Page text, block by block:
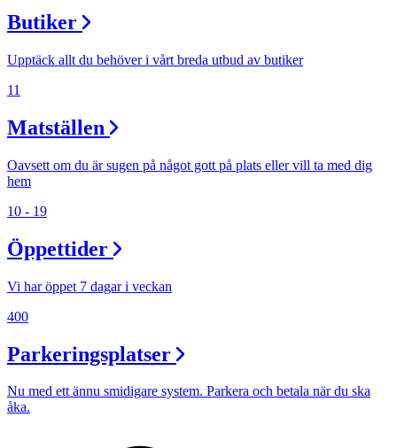
Butiker
Upptäck allt du behöver i vårt breda utbud av butiker
11
Matställen
Oavsett om du är sugen på något gott på plats eller vill ta med dig
hem
10 - 19
Öppettider
Vi har öppet 7 dagar i veckan
400
Parkeringsplatser
Nu med ett ännu smidigare system. Parkera och betala när du ska
åka.